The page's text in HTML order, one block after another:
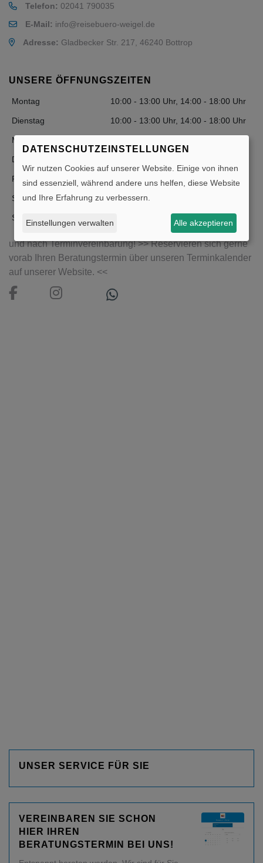
Telefon: 02041 790035
E-Mail: info@reisebuero-weigel.de
Adresse: Gladbecker Str. 217, 46240 Bottrop
UNSERE ÖFFNUNGSZEITEN
Montag 10:00 - 13:00 Uhr, 14:00 - 18:00 Uhr
Dienstag 10:00 - 13:00 Uhr, 14:00 - 18:00 Uhr
Mittwoch
Donnerstag
Freitag 10:00 - 13:00 Uhr, 14:00 - 18:00 Uhr
Samstag 10:00 - 14:00 Uhr
Sonntag
und nach Terminvereinbarung! >> Reservieren sich gerne
vorab Ihren Beratungstermin über unseren Terminkalender
auf unserer Website. <<
UNSER SERVICE FÜR SIE
VEREINBAREN SIE SCHON
HIER IHREN
BERATUNGSTERMIN BEI UNS!
DATENSCHUTZEINSTELLUNGEN
Wir nutzen Cookies auf unserer Website. Einige von ihnen
sind essenziell, während andere uns helfen, diese Website
und Ihre Erfahrung zu verbessern.
Einstellungen verwalten Alle akzeptieren